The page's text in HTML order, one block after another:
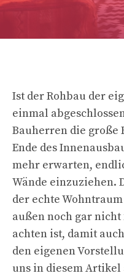
Ist der Rohbau der
einmal
Bauherren die große
Ende des
mehr erwarten,
Wände einzuziehen.
der echte
außen noch gar
achten ist, damit
den eigenen
uns in diesem Artikel